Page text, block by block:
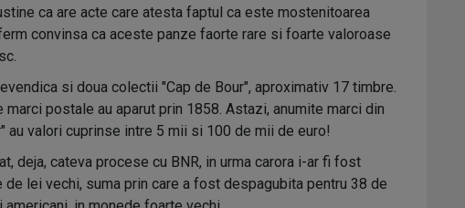
ca are acte care atesta faptul ca este mostenitoarea
convinsa ca aceste panze faorte rare si foarte valoroase
si doua colectii "Cap de Bour", aproximativ 17 timbre.
postale au aparut prin 1858. Astazi, anumite marci din
au valori cuprinse intre 5 mii si 100 de mii de euro!
deja, cateva procese cu BNR, in urma carora i-ar fi fost
lei vechi, suma prin care a fost despagubita pentru 38 de